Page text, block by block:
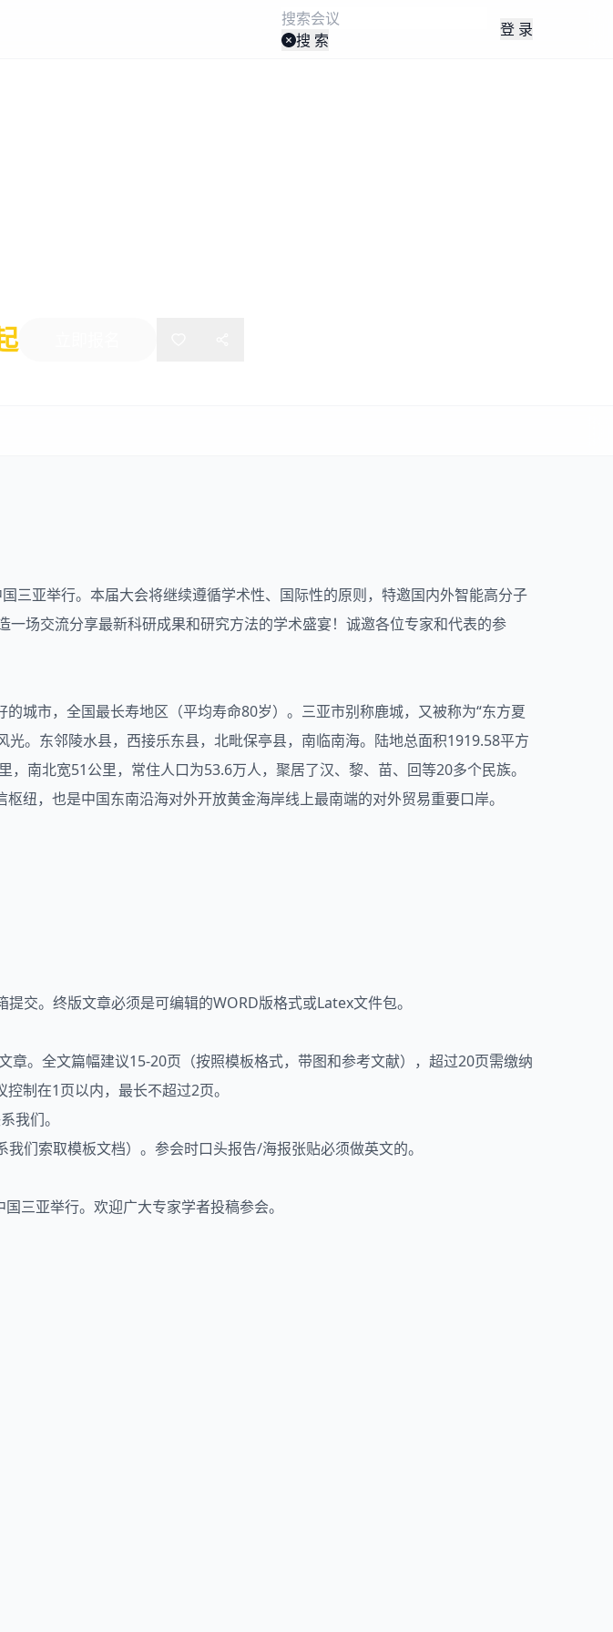
搜 索
登 录
三亚举行。本届大会将继续遵循学术性、国际性的原则，特邀国内外智能高分子
一场交流分享最新科研成果和研究方法的学术盛宴！诚邀各位专家和代表的参
城市，全国最长寿地区（平均寿命80岁）。三亚市别称鹿城，又被称为“东方夏
。东邻陵水县，西接乐东县，北毗保亭县，南临南海。陆地总面积1919.58平方
南北宽51公里，常住人口为53.6万人，聚居了汉、黎、苗、回等20多个民族。
纽，也是中国东南沿海对外开放黄金海岸线上最南端的对外贸易重要口岸。
交。终版文章必须是可编辑的WORD版格式或Latex文件包。
。全文篇幅建议15-20页（按照模板格式，带图和参考文献），超过20页需缴纳
制在1页以内，最长不超过2页。
我们。
们索取模板文档）。参会时口头报告/海报张贴必须做英文的。
三亚举行。欢迎广大专家学者投稿参会。